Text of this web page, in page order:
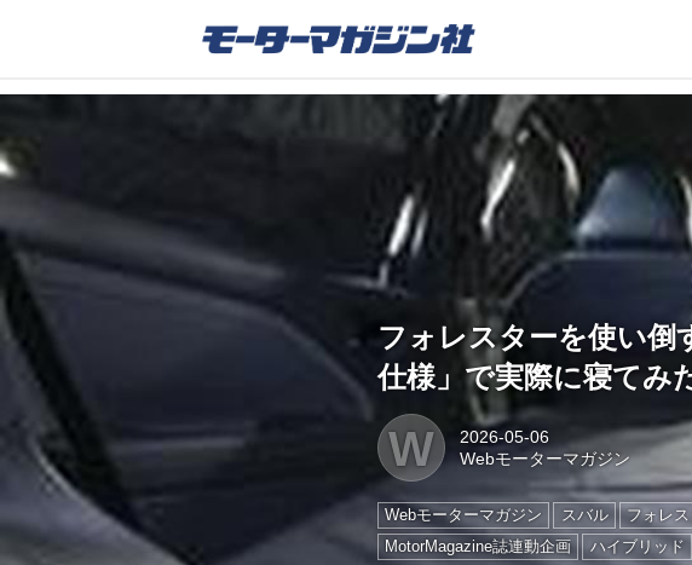
フォレスターを使い倒
仕様」で実際に寝てみ
W
2026-05-06
Webモーターマガジン
Webモーターマガジン スバル フォレス
MotorMagazine誌連動企画
ハイブリッド